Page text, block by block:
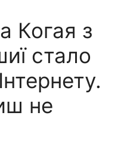
Когая з
стало
не